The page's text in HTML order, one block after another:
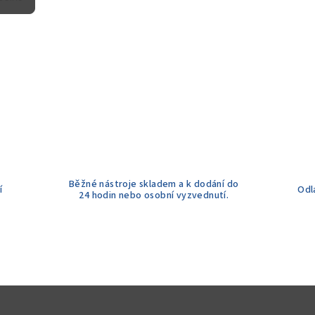
Běžné nástroje skladem a k dodání do
24 hodin nebo osobní vyzvednutí.